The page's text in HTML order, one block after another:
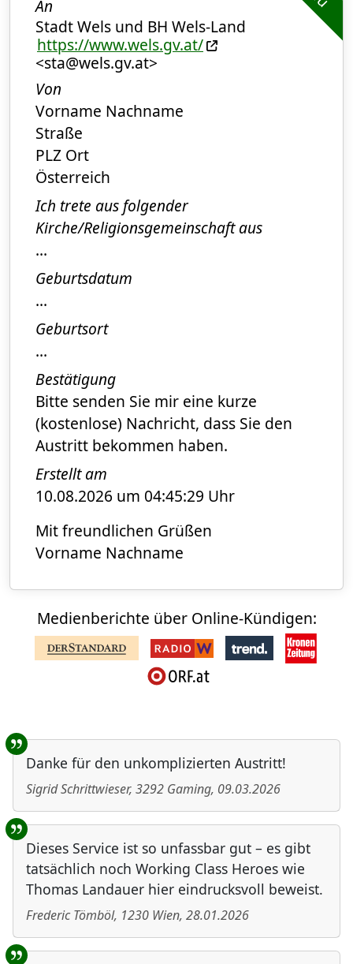
An
Stadt Wels und BH Wels-Land
https://www.wels.gv.at/
<sta@wels.gv.at>
Von
Vorname Nachname
Straße
PLZ Ort
Österreich
Ich trete aus folgender
Kirche/Religionsgemeinschaft aus
...
Geburtsdatum
...
Geburtsort
...
Bestätigung
Bitte senden Sie mir eine kurze
(kostenlose) Nachricht, dass Sie den
Austritt bekommen haben.
Erstellt am
10.08.2026 um 04:45:29 Uhr
Mit freundlichen Grüßen
Vorname Nachname
Medienberichte über Online-Kündigen:
Benutzer-Rückmeldungen
Danke für den unkomplizierten Austritt!
Sigrid Schrittwieser, 3292 Gaming, 09.03.2026
Dieses Service ist so unfassbar gut – es gibt
tatsächlich noch Working Class Heroes wie
Thomas Landauer hier eindrucksvoll beweist.
Frederic Tömböl, 1230 Wien, 28.01.2026